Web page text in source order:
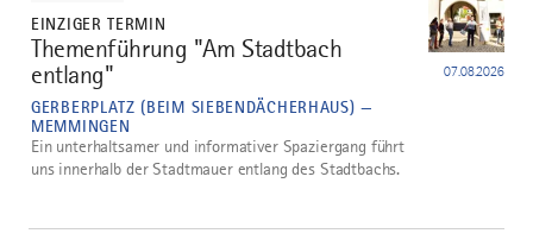
EINZIGER TERMIN
2
Themenführung "Am Stadtbach
entlang"
GERBERPLATZ (BEIM SIEBENDÄCHERHAUS) —
MEMMINGEN
07.08.2026
Ein unterhaltsamer und informativer Spaziergang führt
uns innerhalb der Stadtmauer entlang des Stadtbachs.